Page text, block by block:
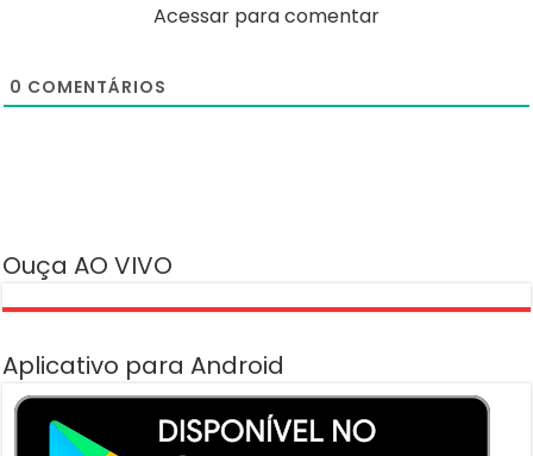
Acessar para comentar
0 COMENTÁRIOS
Ouça AO VIVO
Aplicativo para Android